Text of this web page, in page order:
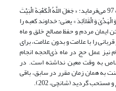
خداوند متعال در سوره مائده آیه 97 می‌فرماید: « جَعَلَ اللَّهُ الْکَعْبَةَ الْبَیْتَ
وَ الْقَلاَئِدَ » یعنی: خداوند کعبه را
ایمان مردم و حفظ مصالح خلق و ماه
را با علامت و بدون علامت، برای
نیز عمل حج در ماه ذی‌الحجه انجام
به وقت معین نداشته است. در
به همان زمان مقرر در سابق، باقی
گردید (شانچی، 202).